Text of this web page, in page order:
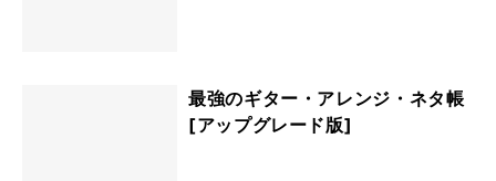
最強のギター・アレンジ・ネタ帳
[アップグレード版]